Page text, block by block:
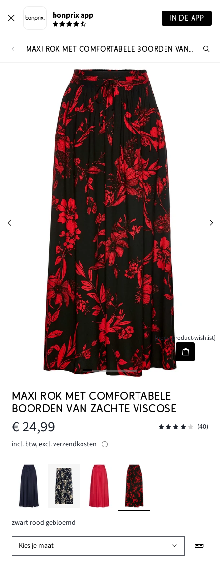
bonprix app IN DE APP
MAXI ROK MET COMFORTABELE BOORDEN VAN ZACHTE VISCOSE
[node-product-wishlist]
MAXI ROK MET COMFORTABELE
BOORDEN VAN ZACHTE VISCOSE
€ 24,99
(40)
incl. btw, excl.verzendkosten
zwart-rood gebloemd
Kies je maat